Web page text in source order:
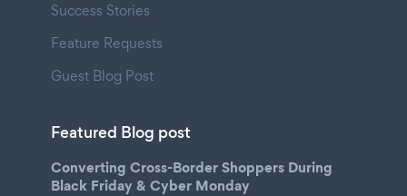
Success Stories
Feature Requests
Guest Blog Post
Featured Blog post
Converting Cross-Border Shoppers During
Black Friday & Cyber Monday